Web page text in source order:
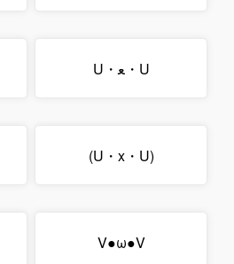
U・ﻌ・U
(U・x・U)
V●ω●V